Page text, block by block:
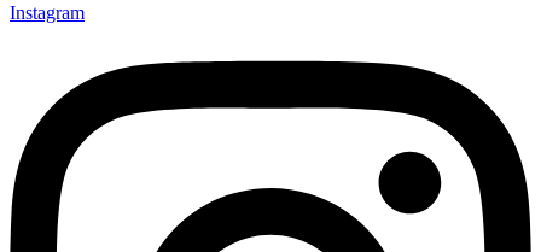
Instagram